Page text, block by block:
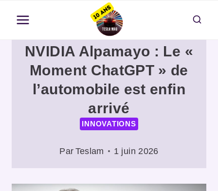
contenu
NVIDIA Alpamayo : Le «
Moment ChatGPT » de
l’automobile est enfin
arrivé
INNOVATIONS
Par Teslam 1 juin 2026